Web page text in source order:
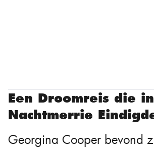
Een Droomreis die
Nachtmerrie
Georgina Cooper bevond